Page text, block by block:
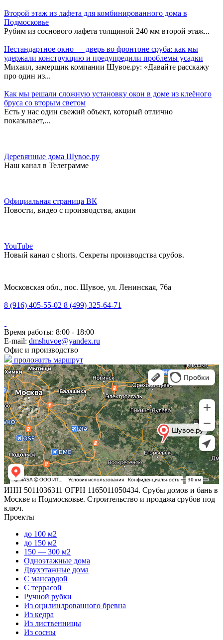
Второй этаж из лафета для комбинированного дома в
Подмосковье
Рубим из соснового лафета толщиной 240 мм второй этаж...
Нестандартное окно — дверь во фронтоне сруба: как мы
удержали конструкцию и предупредили проблемы усадки
Михаил, замерщик компании Шувое.ру: «Давайте расскажу
про один из...
Как мы решали сложную установку окон в доме из клеёного
бруса со вторым светом
Есть у нас один свежий объект, который отлично
показывает,...
Деревянные дома Шувое.ру
Наш канал в Телеграмме
Официальная страница ВК
Новости, видео с производства, акции
YouTube
Новый канал с shorts. Секреты производства срубов.
Московская обл., пос. Шувое, ул. Ленинская, 76а
8 (916) 405-55-02 8 (499) 325-64-71
Время работы: 8:00 - 18:00
E-mail: dmshuvoe@yandex.ru
Офис и производство
проложить маршрут
ИНН 5011036311 ОГРН 1165011050434. Срубы домов и бань в
Москве и Подмосковье. Строительство и продажа срубов под
ключ.
Проекты
до 100 м2
до 150 м2
150 — 300 м2
Одноэтажные дома
Двухэтажные дома
С мансардой
С террасой
Ручной рубки
Из оцилиндрованного бревна
Из кедра
Из лиственницы
Из сосны